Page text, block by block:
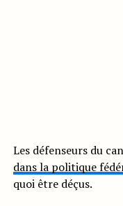
Les défenseurs du
dans la politique
quoi être déçus.